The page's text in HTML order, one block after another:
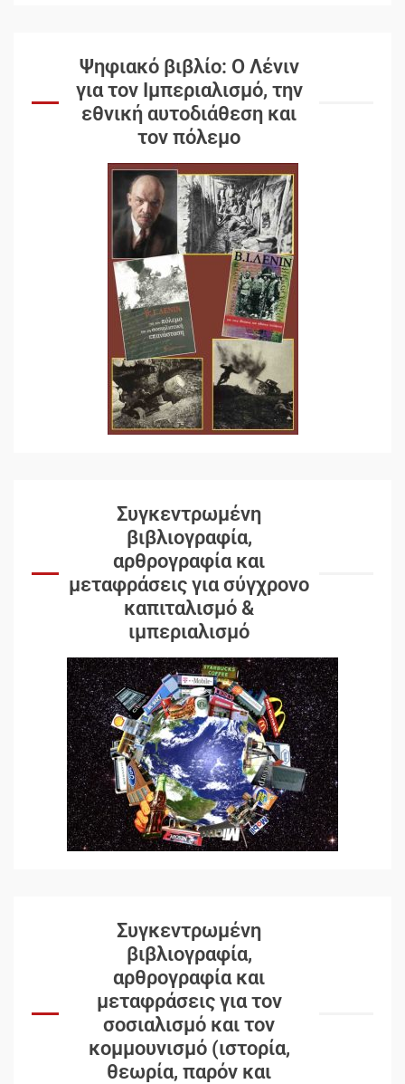
Ψηφιακό βιβλίο: Ο Λένιν
για τον Ιμπεριαλισμό, την
εθνική αυτοδιάθεση και
τον πόλεμο
Συγκεντρωμένη
βιβλιογραφία,
αρθρογραφία και
μεταφράσεις για σύγχρονο
καπιταλισμό &
ιμπεριαλισμό
Συγκεντρωμένη
βιβλιογραφία,
αρθρογραφία και
μεταφράσεις για τον
σοσιαλισμό και τον
κομμουνισμό (ιστορία,
θεωρία, παρόν και